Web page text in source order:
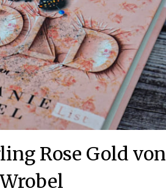
Rose Gold von